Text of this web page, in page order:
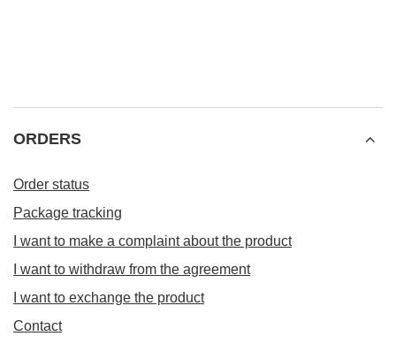
ORDERS
Order status
Package tracking
I want to make a complaint about the product
I want to withdraw from the agreement
I want to exchange the product
Contact